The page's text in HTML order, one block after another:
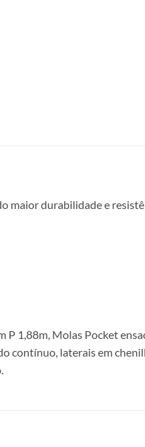
maior durabilidade e
1,88m, Molas Pocket
contínuo, laterais em